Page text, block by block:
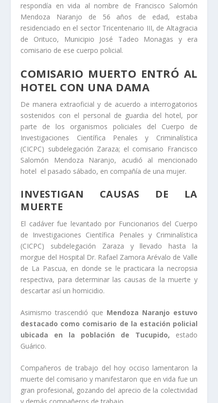
respondía en vida al nombre de Francisco Salomón
Mendoza Naranjo de 56 años de edad, estaba
residenciado en el sector Tricentenario III, de Altagracia
de Orituco, Municipio José Tadeo Monagas y era
comisario de ese cuerpo policial.
COMISARIO MUERTO ENTRÓ AL
HOTEL CON UNA DAMA
De manera extraoficial y de acuerdo a interrogatorios
sostenidos con el personal de guardia del hotel, por
parte de los organismos policiales del Cuerpo de
Investigaciones Científica Penales y Criminalística
(CICPC) subdelegación Zaraza; el comisario Francisco
Salomón Mendoza Naranjo, acudió al mencionado
hotel el pasado sábado, en compañía de una mujer.
INVESTIGAN CAUSAS DE LA
MUERTE
El cadáver fue levantado por Funcionarios del Cuerpo
de Investigaciones Científica Penales y Criminalística
(CICPC) subdelegación Zaraza y llevado hasta la
morgue del Hospital Dr. Rafael Zamora Arévalo de Valle
de La Pascua, en donde se le practicara la necropsia
respectiva, para determinar las causas de la muerte y
descartar así un homicidio.
Asimismo trascendió que Mendoza Naranjo estuvo
destacado como comisario de la estación policial
ubicada en la población de Tucupido, estado
Guárico.
Compañeros de trabajo del hoy occiso lamentaron la
muerte del comisario y manifestaron que en vida fue un
gran profesional, gozando del aprecio de la colectividad